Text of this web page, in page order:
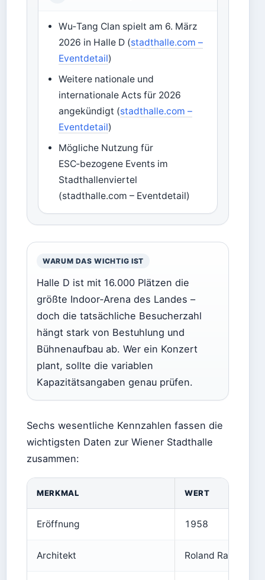
Wu‑Tang Clan spielt am 6. März
2026 in Halle D (stadthalle.com –
Eventdetail)
Weitere nationale und
internationale Acts für 2026
angekündigt (stadthalle.com –
Eventdetail)
Mögliche Nutzung für
ESC‑bezogene Events im
Stadthallenviertel
(stadthalle.com – Eventdetail)
WARUM DAS WICHTIG IST
Halle D ist mit 16.000 Plätzen die
größte Indoor‑Arena des Landes –
doch die tatsächliche Besucherzahl
hängt stark von Bestuhlung und
Bühnenaufbau ab. Wer ein Konzert
plant, sollte die variablen
Kapazitätsangaben genau prüfen.
Sechs wesentliche Kennzahlen fassen die
wichtigsten Daten zur Wiener Stadthalle
zusammen:
MERKMAL WERT
Eröffnung 1958
Architekt Roland Rainer